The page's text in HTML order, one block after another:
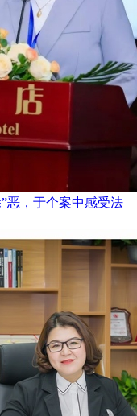
恶，于个案中感受法